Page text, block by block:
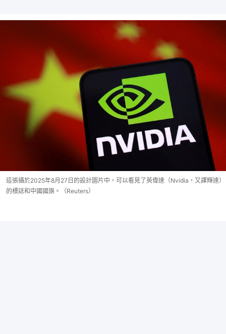
這張攝於2025年8月27日的設計圖片中，可以看見了英偉達（Nvidia，又譯輝達）
的標誌和中國國旗。（Reuters）